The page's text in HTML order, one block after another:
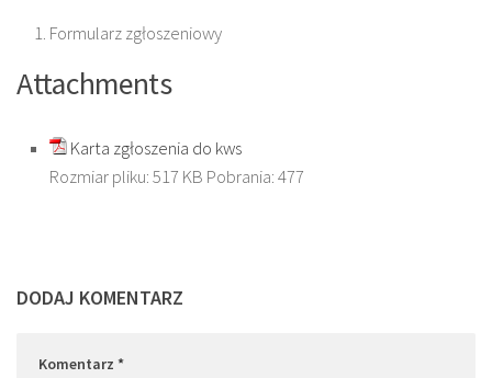
Formularz zgłoszeniowy
Attachments
Karta zgłoszenia do kws
Rozmiar pliku:517 KB Pobrania:477
DODAJ KOMENTARZ
Komentarz *